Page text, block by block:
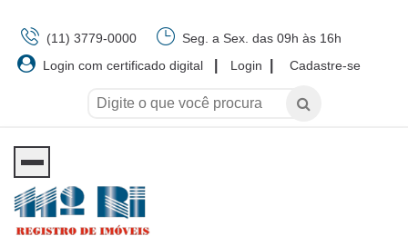
(11) 3779-0000
Seg. a Sex. das 09h às 16h
Login com certificado digital
Login Cadastre-se